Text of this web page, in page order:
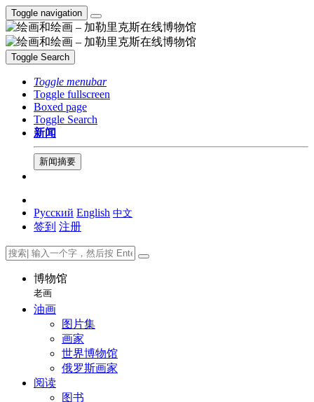
Toggle navigation
Toggle Search
Toggle menubar
Toggle fullscreen
Boxed page
Toggle Search
新闻
新闻摘要
Русский English 中文
签到 注册
博物馆
老画
油画
图片集
画家
世界博物馆
俄罗斯画家
阅读
图书